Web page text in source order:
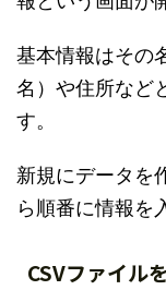
基本情報はその
名）や住所など
す。
新規にデータを
ら順番に情報を
CSVファイル